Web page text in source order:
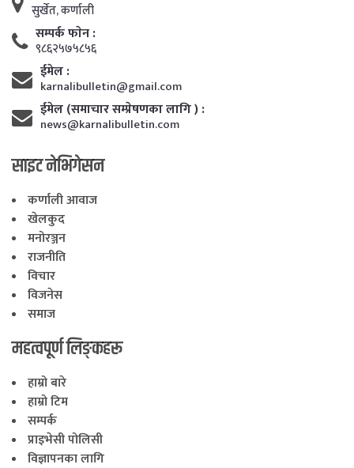
सुर्खेत, कर्णाली
सम्पर्क फाेन :
९८६२५७५८५६
ईमेल :
karnalibulletin@gmail.com
ईमेल (समाचार सम्प्रेषणका लागि ) :
news@karnalibulletin.com
साइट नेभिगेसन
कर्णाली आवाज
खेलकुद
मनोरञ्जन
राजनीति
विचार
विजनेस
समाज
महत्वपूर्ण लिङ्कहरू
हाम्रो बारे
हाम्रो टिम
सम्पर्क
प्राइभेसी पोलिसी
विज्ञापनका लागि